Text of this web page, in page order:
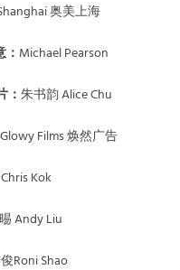
奥美上海
Michael Pearson
： 朱书韵 Alice Chu
Glowy Films 焕然广告
Kok
Andy Liu
Roni Shao